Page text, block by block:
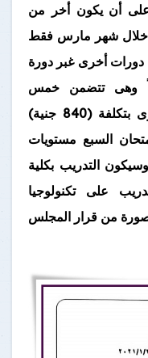
على أن يكون أخر من
خلال شهر مارس فقط
دورات أخرى غبر دورة
وهى تتضمن خمس
مستويات إجبارى ومستويين إختيارى بتكلفة (840 جنية)
لامتحان السبع مستويات
التدريب بكلية
على تكنولوجيا
من قرار المجلس